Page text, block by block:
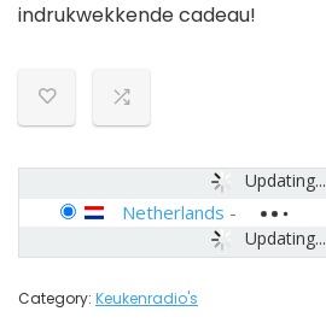
indrukwekkende cadeau!
Updating...
Updating...
Netherlands -
Category: Keukenradio's